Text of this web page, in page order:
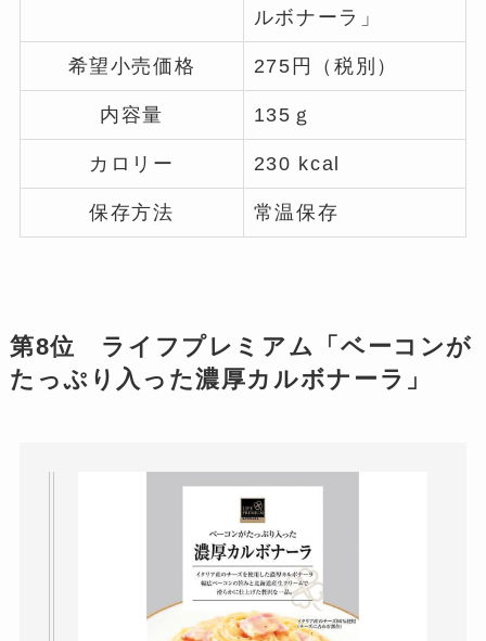
ルボナーラ」
希望小売価格 275円（税別）
内容量 135ｇ
カロリー 230 kcal
保存方法 常温保存
第8位 ライフプレミアム「ベーコンが
たっぷり入った濃厚カルボナーラ」